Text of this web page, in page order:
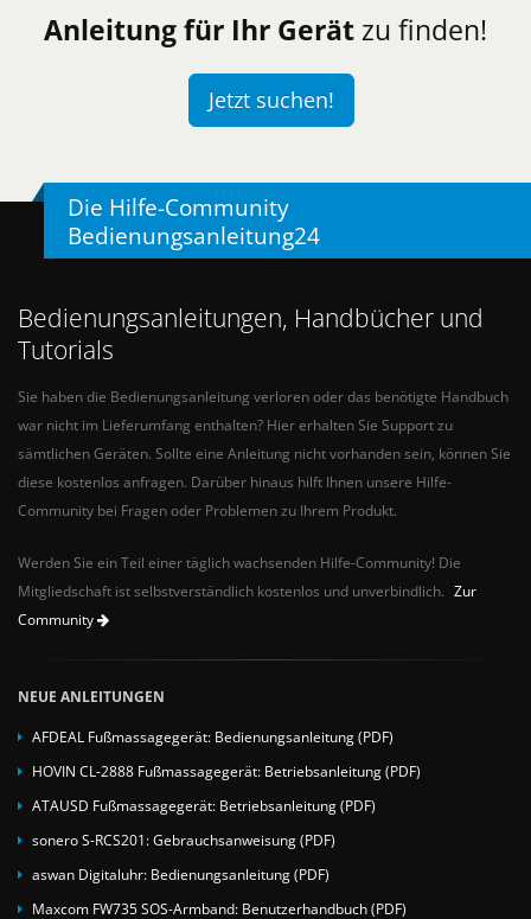
Anleitung für Ihr Gerät zu finden!
Jetzt suchen!
Die Hilfe-Community
Bedienungsanleitung24
Bedienungsanleitungen, Handbücher und
Tutorials
Sie haben die Bedienungsanleitung verloren oder das benötigte Handbuch
war nicht im Lieferumfang enthalten? Hier erhalten Sie Support zu
sämtlichen Geräten. Sollte eine Anleitung nicht vorhanden sein, können Sie
diese kostenlos anfragen. Darüber hinaus hilft Ihnen unsere Hilfe-
Community bei Fragen oder Problemen zu Ihrem Produkt.
Werden Sie ein Teil einer täglich wachsenden Hilfe-Community! Die
Mitgliedschaft ist selbstverständlich kostenlos und unverbindlich. Zur
Community
NEUE ANLEITUNGEN
AFDEAL Fußmassagegerät: Bedienungsanleitung (PDF)
HOVIN CL-2888 Fußmassagegerät: Betriebsanleitung (PDF)
ATAUSD Fußmassagegerät: Betriebsanleitung (PDF)
sonero S-RCS201: Gebrauchsanweisung (PDF)
aswan Digitaluhr: Bedienungsanleitung (PDF)
Maxcom FW735 SOS-Armband: Benutzerhandbuch (PDF)